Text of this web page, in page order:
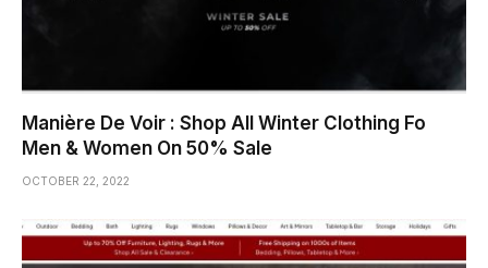
Manière De Voir : Shop All Winter Clothing Fo
Men & Women On 50% Sale
OCTOBER 22, 2022